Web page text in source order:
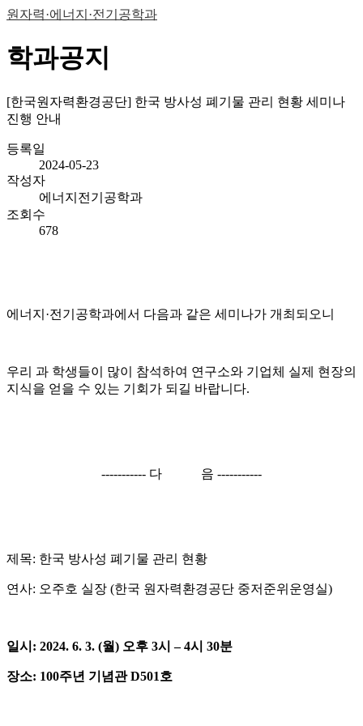
원자력·에너지·전기공학과
학과공지
[한국원자력환경공단] 한국 방사성 폐기물 관리 현황 세미나
진행 안내
등록일
2024-05-23
작성자
에너지전기공학과
조회수
678
에너지·전기공학과에서 다음과 같은 세미나가 개최되오니
우리 과 학생들이 많이 참석하여 연구소와 기업체 실제 현장의
지식을 얻을 수 있는 기회가 되길 바랍니다.
----------- 다 음 -----------
제목: 한국 방사성 폐기물 관리 현황
연사: 오주호 실장 (한국 원자력환경공단 중저준위운영실)
일시 : 2024. 6. 3. (월) 오후 3시–4시 30분
장소: 100주년 기념관D501호